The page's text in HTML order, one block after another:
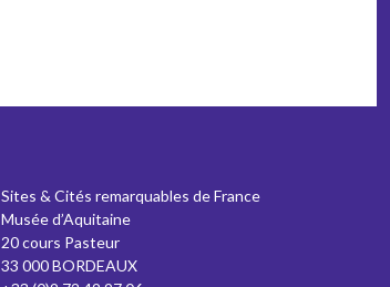
Sites & Cités remarquables de France
Musée d’Aquitaine
20 cours Pasteur
33 000 BORDEAUX